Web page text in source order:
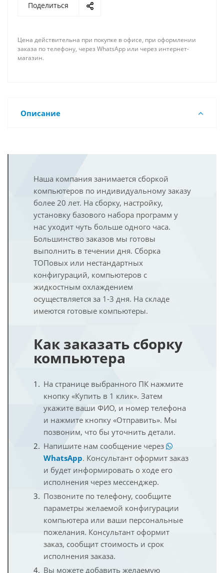
Поделиться
Цена действительна при покупке в офисе, при оформлении
заказа по телефону, через WhatsApp или через интернет-
магазин.
Описание
Наша компания занимается сборкой
компьютеров по индивидуальному заказу
более 20 лет. На сборку, настройку,
установку базового набора программ у
нас уходит чуть больше одного часа.
Большинство заказов мы готовы
выполнить в течении дня. Сборка
ТОПовых или нестандартных
конфигураций, компьютеров с
жидкостным охлаждением
осуществляется за 1-3 дня. На складе
имеются готовые компьютеры.
Как заказать сборку
компьютера
На странице выбранного ПК нажмите
кнопку «Купить в 1 клик». Затем
укажите ваши ФИО, и номер телефона
и нажмите кнопку «Отправить». Мы
позвоним, что бы уточнить детали.
Напишите нам сообщение через
WhatsApp. Консультант оформит заказ
и будет информировать о ходе его
исполнения через мессенджер.
Позвоните по телефону, сообщите
параметры желаемой конфигурации
компьютера или ваши персональные
пожелания. Консультант оформит
заказ, сообщит стоимость и срок
исполнения заказа.
Вы можете добавить желаемую